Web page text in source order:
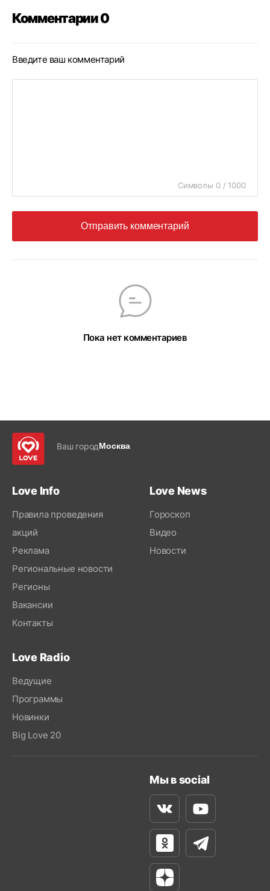
Комментарии 0
Введите ваш комментарий
Символы 0 / 1000
Отправить комментарий
Пока нет комментариев
Ваш городМосква
Love Info
Правила проведения
акций
Реклама
Региональные новости
Регионы
Вакансии
Контакты
Love News
Гороскоп
Видео
Новости
Love Radio
Ведущие
Программы
Новинки
Big Love 20
Мы в social
ВконтактеYoutube
Одноклассники
Телеграм
Яндекс Дзен